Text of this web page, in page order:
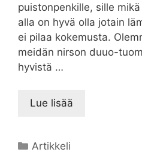
puistonpenkille, sille
alla on hyvä olla jotain
ei pilaa kokemusta.
meidän nirson duuo-
hyvistä …
Lue lisää
Kategoriat
Artikkeli